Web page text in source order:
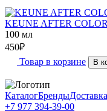
KEUNE AFTER
100 мл
450₽
Товар в корзине
В
КаталогБренды
+7 977 394-39-00